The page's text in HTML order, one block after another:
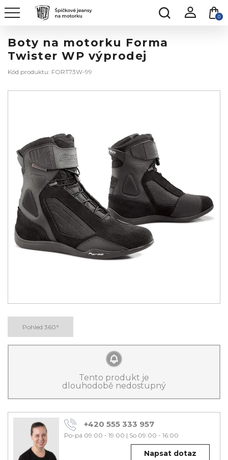
0
Boty na motorku Forma
Twister WP výprodej
Kód produktu: FORT73W-99
Pohled 360°
Tento produkt je
dlouhodobě nedostupný
+420 555 333 957
Po-pá 09:00 - 19:00 | So 09:00 - 16:00
Napsat dotaz